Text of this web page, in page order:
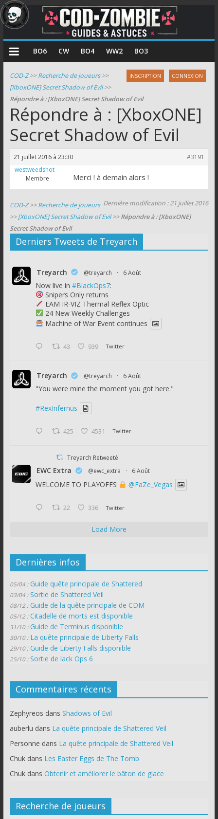
COD
Zombie
Guides
et
astuces
pour
le
zombie
de
Call
Duty
BO6 CW BO4 WW2 BO3
INSCRIPTION CONNEXION
COD-Z>>Recherche de joueurs>>
[XboxONE] Secret Shadow of Evil>>
Répondre à : [XboxONE] Secret Shadow of Evil
Répondre à : [XboxONE]
Secret Shadow of Evil
21 juillet 2016 à 23:30
#3191
westweedshot
Membre
Merci ! à demain alors !
Dernière modification : 21 juillet 2016
COD-Z>>Recherche de joueurs
>>[XboxONE] Secret Shadow of Evil>>Répondre à : [XboxONE]
Secret Shadow of Evil
Derniers Tweets de Treyarch
Treyarch @treyarch · 6 Août
Now live in #BlackOps7:
Snipers Only returns
EAM IR-VIZ Thermal Reflex Optic
24 New Weekly Challenges
Machine of War Event continues
43 939 Twitter
Treyarch @treyarch · 6 Août
"You were mine the moment you got here."
#RexInfernus
425 4531 Twitter
Treyarch Retweeté
EWC Extra @ewc_extra · 6 Août
WELCOME TO PLAYOFFS @FaZe_Vegas
22 336 Twitter
Load More
Dernières infos
05/04 : Guide quête principale de Shattered
03/04 : Sortie de Shattered Veil
08/12 : Guide de la quête principale de CDM
05/12 : Citadelle de morts est disponible
31/10 : Guide de Terminus disponible
30/10 : La quête principale de Liberty Falls
29/10 : Guide de Liberty Falls disponible
25/10 : Sortie de lack Ops 6
Commentaires récents
Zephyreos dans Shadows of Evil
auberlu dans La quête principale de Shattered Veil
Personne dans La quête principale de Shattered Veil
Chukdans Les Easter Eggs de The Tomb
Chukdans Obtenir et améliorer le bâton de glace
Recherche de joueurs